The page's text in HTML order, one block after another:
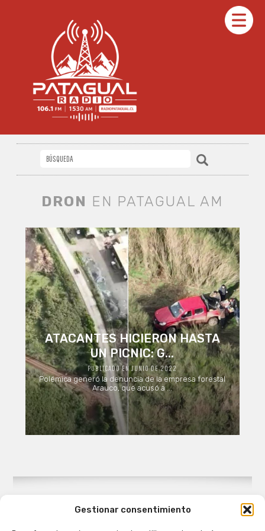
Gestionar consentimiento
DRON EN PATAGUAL AM
ATACANTES HICIERON HASTA
UN PICNIC: G...
PUBLICADO EN JUNIO DE 2022
Polémica generó la denuncia de la empresa forestal
Arauco, que acusó a ...